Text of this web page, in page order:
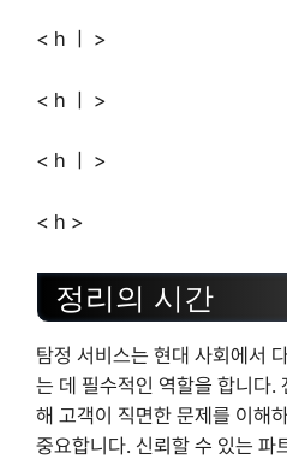
< h ㅣ >
< h ㅣ >
< h ㅣ >
< h >
정리의 시간
탐정 서비스는 현대 사회에서
는 데 필수적인 역할을 합니다.
해 고객이 직면한 문제를 이해
중요합니다. 신뢰할 수 있는 파